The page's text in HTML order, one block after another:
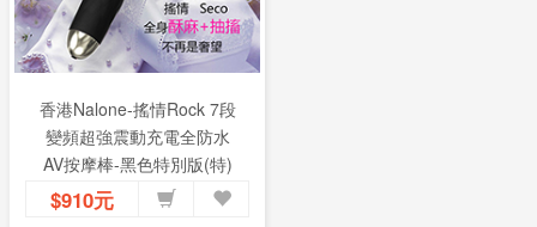
香港Nalone-搖情Rock 7段
變頻超強震動充電全防水
AV按摩棒-黑色特別版(特)
$910元